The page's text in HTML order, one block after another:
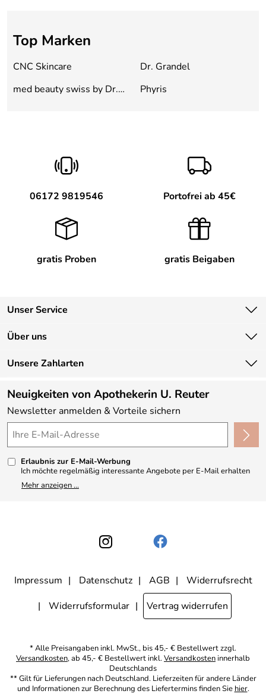
Top Marken
CNC Skincare
Dr. Grandel
med beauty swiss by Dr.
Phyris
06172 9819546 Portofrei ab 45€
gratis Proben gratis Beigaben
Unser Service
Kontakt
Lieferbedingungen
Kundenlogin
Über uns
Unsere Bestseller
Neu
Angebote
Made in Germany
4,9/5*****
Unsere Zahlarten
Neuigkeiten von Apothekerin U. Reuter
Newsletter anmelden & Vorteile sichern
Erlaubnis zur E-Mail-Werbung
Ich möchte regelmäßig interessante Angebote per E-Mail erhalten
und ausserdem nach Erhalt meiner Bestellung an die Möglichkeit zur
Abgabe einer Produktbewertung erinnert werden. Meine
werden. Dabei ist nicht erkennbar, welche konkrete Person geklickt
hat. Diese Einwilligung zur Nutzung meiner E-Mail- Adresse für
Werbezwecke kann ich jederzeit mit Wirkung für die Zukunft
Mitgliederbereich deaktiviere. Die Datenschutzerklärunghabe ich
zur Kenntnis genommen.
Mehr anzeigen ...
Impressum Datenschutz AGB
Widerrufsrecht
Widerrufsformular
Vertrag widerrufen
* Alle Preisangaben inkl. MwSt., bis 45,- € Bestellwert zzgl.
Versandkosten, ab 45,- € Bestellwert inkl.Versandkosten innerhalb
Deutschlands
** Gilt für Lieferungen nach Deutschland. Lieferzeiten für andere Länder
und Informationen zur Berechnung des Liefertermins finden Sie hier.